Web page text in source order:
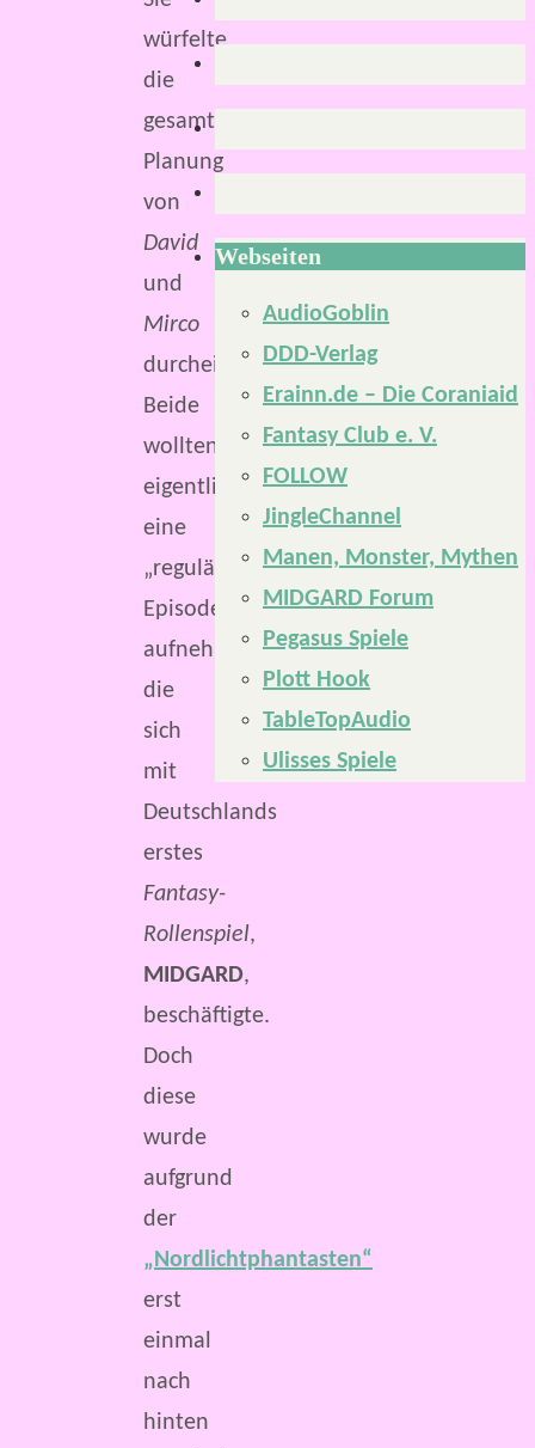
würfelte
die
gesamte
Planung
von
David
und
Mirco
durcheinander.
Beide
wollten
eigentlich
eine
„reguläre“
Episode
aufnehmen,
die
sich
mit
Deutschlands
erstes
Fantasy-
Rollenspiel,
MIDGARD,
beschäftigte.
Doch
diese
wurde
aufgrund
der
„Nordlichtphantasten“
erst
einmal
nach
hinten
Webseiten
AudioGoblin
DDD-Verlag
Erainn.de – Die Coraniaid
Fantasy Club e. V.
FOLLOW
JingleChannel
Manen, Monster, Mythen
MIDGARD Forum
Pegasus Spiele
Plott Hook
TableTopAudio
Ulisses Spiele